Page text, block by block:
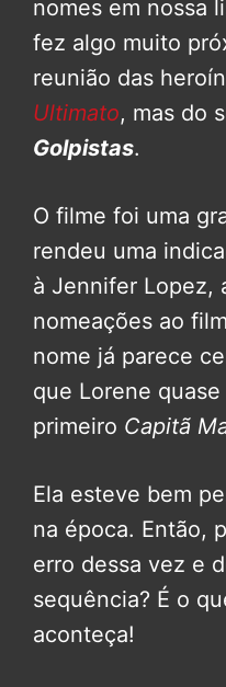
nomes em nossa
fez algo muito
reunião das
Ultimato, mas do
Golpistas.
O filme foi uma
rendeu uma
à Jennifer Lopez,
nomeações ao
nome já parece
que Lorene
primeiro Capitã
Ela esteve bem
na época. Então,
erro dessa vez e
sequência? É o
aconteça!